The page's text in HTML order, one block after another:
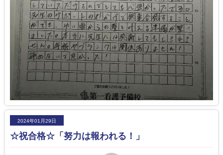
2024年01月29日
☆祝合格☆「努力は報われる！」